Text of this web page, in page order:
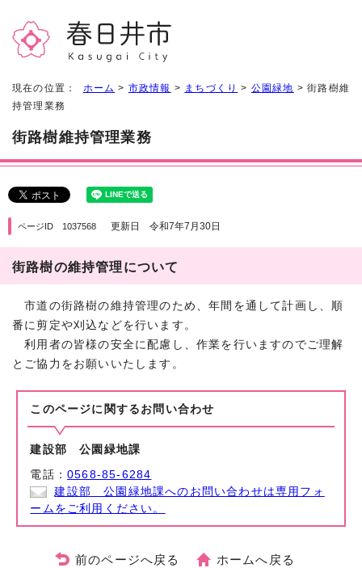
現在の位置： ホーム > 市政情報 > まちづくり > 公園緑地 > 街路樹維
持管理業務
街路樹維持管理業務
ページID 1037568 更新日 令和7年7月30日
街路樹の維持管理について
市道の街路樹の維持管理のため、年間を通して計画し、順
番に剪定や刈込などを行います。
利用者の皆様の安全に配慮し、作業を行いますのでご理解
とご協力をお願いいたします。
このページに関する お問い合わせ
建設部 公園緑地課
電話：0568-85-6284
建設部 公園緑地課へのお問い合わせは専用フォ
ームをご利用ください。
前のページへ戻る ホームへ戻る